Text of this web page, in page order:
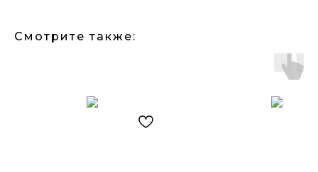
Смотрите также: